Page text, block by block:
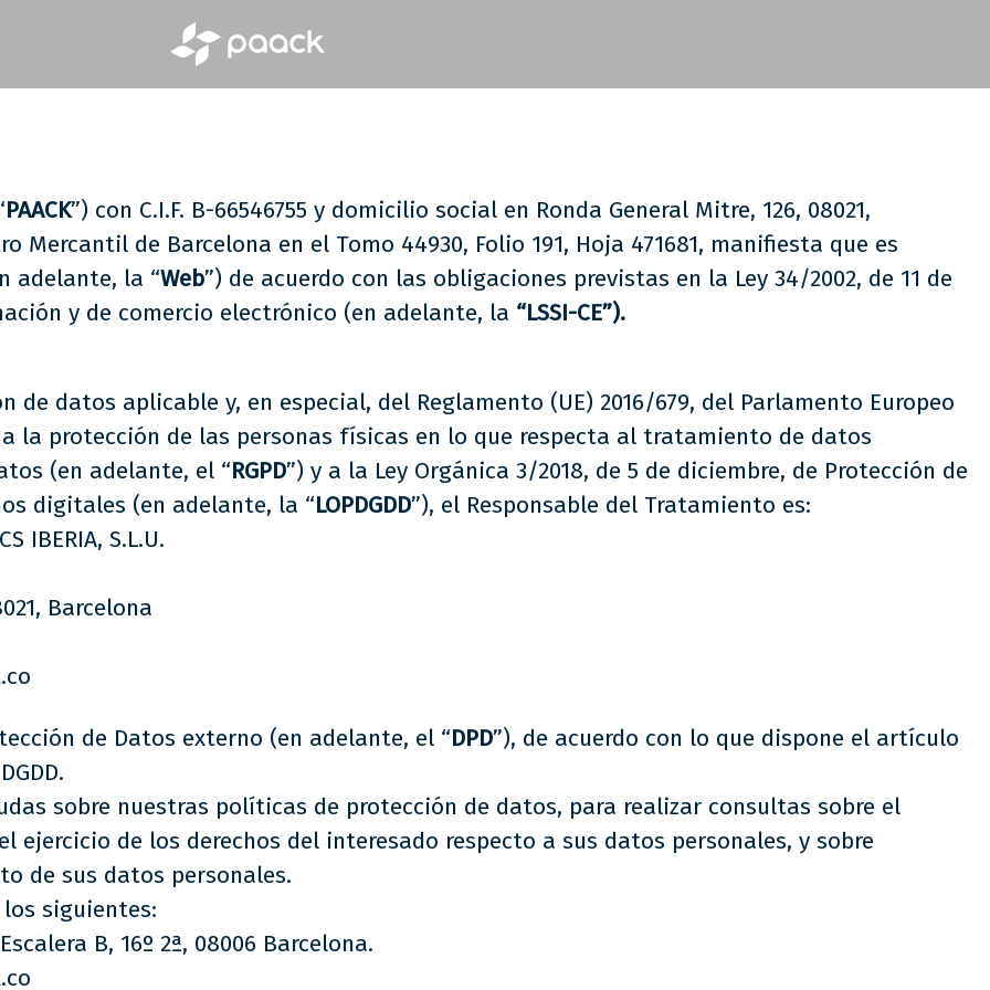
PAACK”) con C.I.F. B-66546755 y domicilio social en Ronda General Mitre, 126, 08021,
de Barcelona en el Tomo 44930, Folio 191, Hoja 471681, manifiesta que es
adelante, la “Web”) de acuerdo con las obligaciones previstas en la Ley 34/2002, de 11 de
y de comercio electrónico (en adelante, la “LSSI-CE”).
datos aplicable y, en especial, del Reglamento (UE) 2016/679, del Parlamento Europeo
a la protección de las personas físicas en lo que respecta al tratamiento de datos
(en adelante, el “RGPD”) y a la Ley Orgánica 3/2018, de 5 de diciembre, de Protección de
digitales (en adelante, la “LOPDGDD”), el Responsable del Tratamiento es:
IBERIA, S.L.U.
Barcelona
de Datos externo (en adelante, el “DPD”), de acuerdo con lo que dispone el artículo
sobre nuestras políticas de protección de datos, para realizar consultas sobre el
de los derechos del interesado respecto a sus datos personales, y sobre
de sus datos personales.
los siguientes:
B, 16º 2ª, 08006 Barcelona.